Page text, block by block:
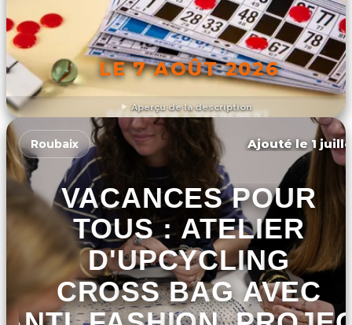
Aperçu de la description
LE 7 AOÛT 2026
DÉCOUVRIR L'ÉVÉNEMENT
Roubaix Ajouté le 1
VACANCES POUR
TOUS : ATELIER
D'UPCYCLING
CROSS BAG AVEC